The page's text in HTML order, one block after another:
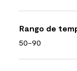
Rango de
50-90